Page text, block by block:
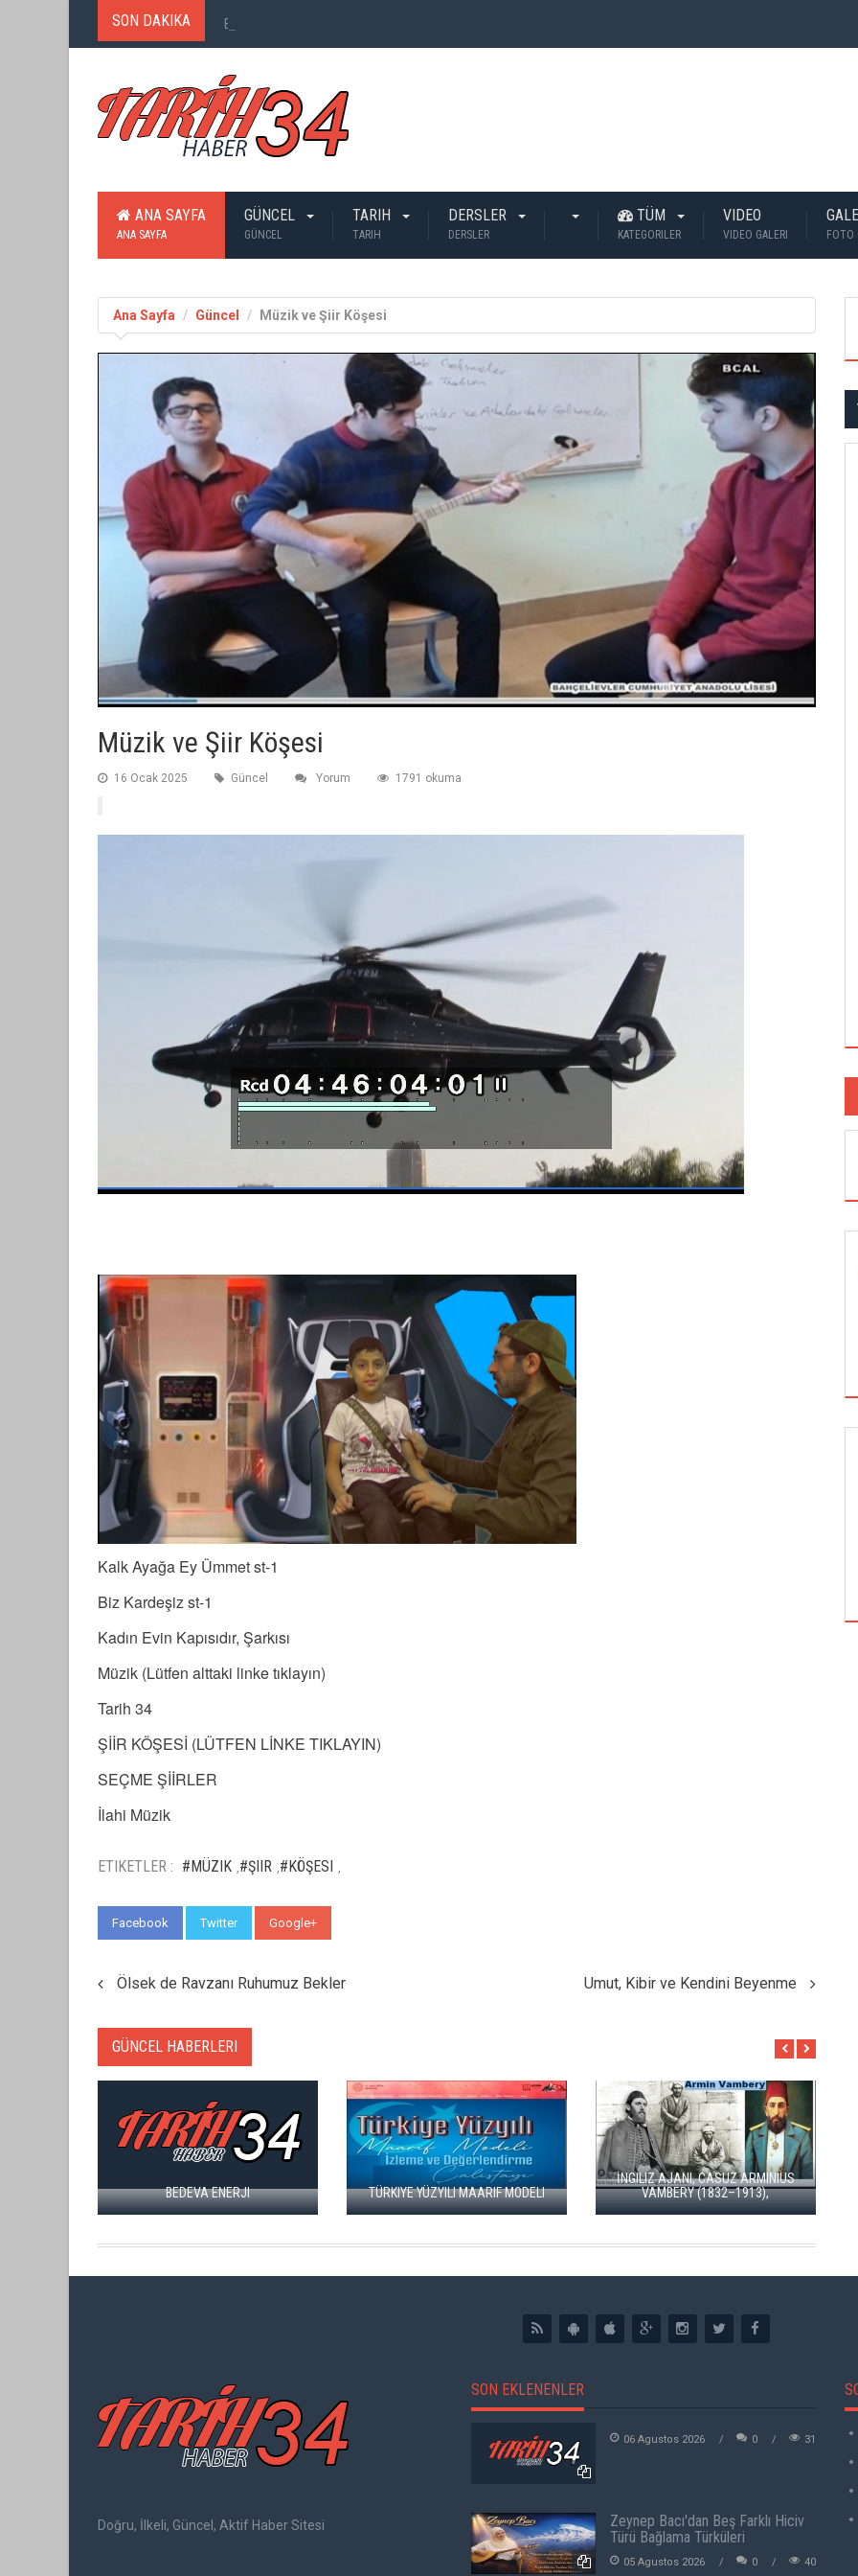
SON DAKIKA Birinci Dünya Savaşı`nda Ne Kadar İnsan Öldü?
ANA SAYFA
ANA SAYFA
GÜNCEL
GÜNCEL
TARIH
TARIH
DERSLER
DERSLER
TÜM
KATEGORILER
VIDEO
VIDEO GALERI FOTO
Ana Sayfa Güncel Müzik ve Şiir Köşesi
Müzik ve Şiir Köşesi
16 Ocak 2025 Güncel Yorum 1791 okuma
Kalk Ayağa Ey Ümmet st-1
Biz Kardeşiz st-1
Kadın Evin Kapısıdır, Şarkısı
Müzik (Lütfen alttaki linke tıklayın)
Tarih 34
ŞİİR KÖŞESİ (LÜTFEN LİNKE TIKLAYIN)
SEÇME ŞİİRLER
İlahi Müzik
ETIKETLER : #MÜZIK #ŞIIR #KÖŞESI
Facebook Twitter Google+
Ölsek de Ravzanı Ruhumuz Bekler Umut, Kibir ve Kendini Beyenme
GÜNCEL HABERLERI
YÜZYILI MAARIF MODELI
İNGILIZ AJANI, CASUZ ARMINIUS
VAMBERY (1832–1913),
SIBER GÜVENLIK VE ÖZÜR DILEMENIN
Doğru, İlkeli, Güncel, Aktif Haber Sitesi
SON EKLENENLER
06 Agustos 2026 0 31
Zeynep Bacı'dan Beş Farklı Hiciv
Türü Bağlama Türküleri
05 Agustos 2026 0 40